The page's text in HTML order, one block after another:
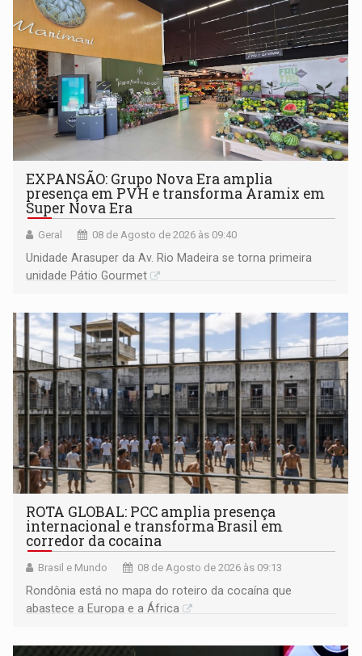
EXPANSÃO: Grupo Nova Era amplia
presença em PVH e transforma Aramix em
Super Nova Era
Geral 08 de Agosto de 2026 às 09:40
Unidade Arasuper da Av. Rio Madeira se torna primeira
unidade Pátio Gourmet
ROTA GLOBAL: PCC amplia presença
internacional e transforma Brasil em
corredor da cocaína
Brasil e Mundo 08 de Agosto de 2026 às 09:13
Rondônia está no mapa do roteiro da cocaína que
abastece a Europa e a África